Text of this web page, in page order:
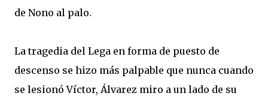
de Nono al palo.
La tragedia del Lega en forma de puesto de
descenso se hizo más palpable que nunca cuando
se lesionó Víctor, Álvarez miro a un lado de su